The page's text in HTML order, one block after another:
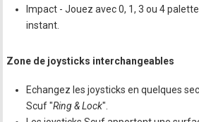
Impact - Jouez avec 0, 1, 3 ou 4
instant.
Zone de joysticks interchangeables
Echangez les joysticks en quelques
Scuf "Ring & Lock".